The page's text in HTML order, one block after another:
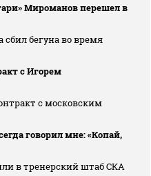
Мироманов перешел в
сбил бегуна во время
с Игорем
с московским
говорил мне: «Копай,
в тренерский штаб СКА